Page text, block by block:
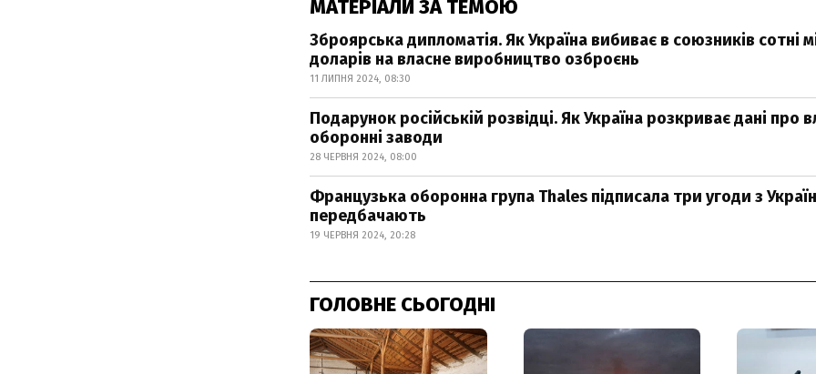
МАТЕРІАЛИ ЗА ТЕМОЮ
Зброярська дипломатія. Як Україна вибиває в союзників сотні
доларів на власне виробництво озброєнь
11 ЛИПНЯ 2024, 08:30
Подарунок російській розвідці. Як Україна розкриває дані про
оборонні заводи
28 ЧЕРВНЯ 2024, 08:00
Французька оборонна група Thales підписала три угоди з
передбачають
19 ЧЕРВНЯ 2024, 20:28
ГОЛОВНЕ СЬОГОДНІ